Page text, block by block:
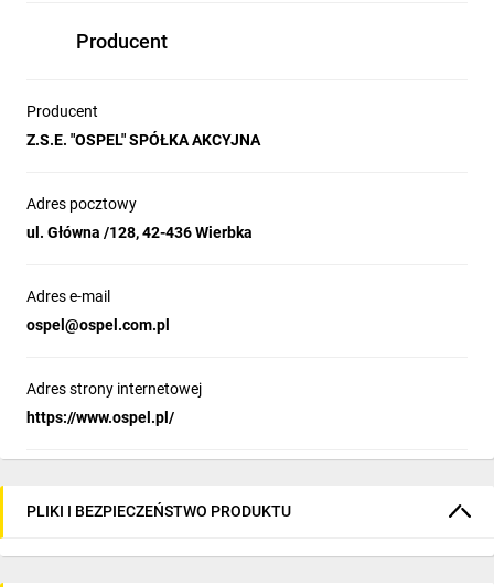
Producent
Producent
Z.S.E. "OSPEL" SPÓŁKA AKCYJNA
Adres pocztowy
ul. Główna /128, 42-436 Wierbka
Adres e-mail
ospel@ospel.com.pl
Adres strony internetowej
https://www.ospel.pl/
PLIKI I BEZPIECZEŃSTWO PRODUKTU